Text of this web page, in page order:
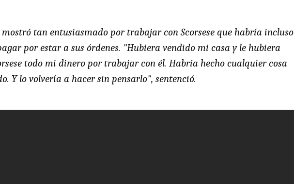
mostró tan entusiasmado por trabajar con Scorsese que habría incluso
por estar a sus órdenes. "Hubiera vendido mi casa y le hubiera
todo mi dinero por trabajar con él. Habría hecho cualquier cosa
Y lo volvería a hacer sin pensarlo", sentenció.